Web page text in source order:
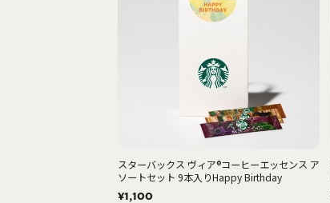
スターバックス ヴィア®コーヒーエッセンス ア
ソートセット 9本入りHappy Birthday
¥1,100